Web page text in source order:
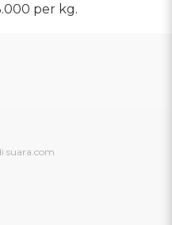
per kg.